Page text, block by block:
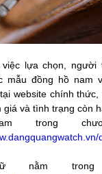
lựa chọn, người
mẫu đồng hồ nam
website chính
và tình trạng còn
trong
nằm